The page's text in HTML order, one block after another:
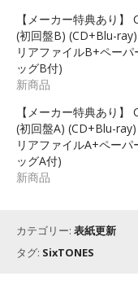
【メーカー特典あり】
(初回盤B) (CD+Blu-ray)
リアファイルB+ペーパ
ッグB付)
新商品
【メーカー特典あり】
(初回盤A) (CD+Blu-ray)
リアファイルA+ペーパ
ッグA付)
新商品
カテゴリー: 表紙更新
タグ: SixTONES